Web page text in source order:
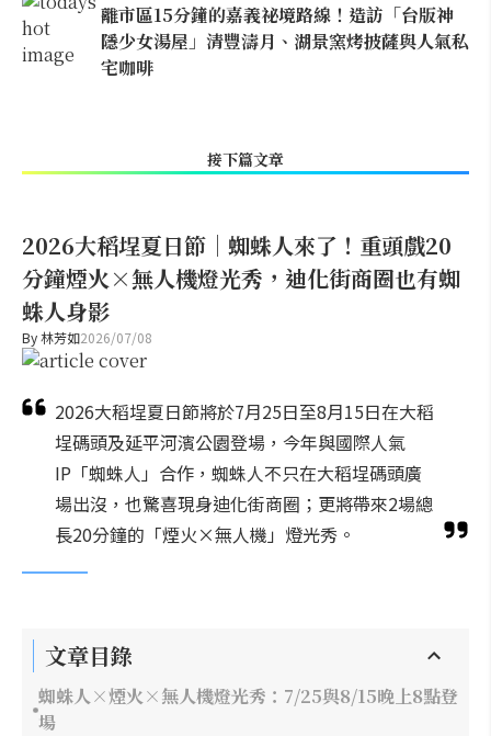
離市區15分鐘的嘉義祕境路線！造訪「台版神
隱少女湯屋」清豐濤月、湖景窯烤披薩與人氣私
宅咖啡
接下篇文章
2026大稻埕夏日節｜蜘蛛人來了！重頭戲20
分鐘煙火×無人機燈光秀，迪化街商圈也有蜘
蛛人身影
By林芳如2026/07/08
2026大稻埕夏日節將於7月25日至8月15日在大稻
埕碼頭及延平河濱公園登場，今年與國際人氣
IP「蜘蛛人」合作，蜘蛛人不只在大稻埕碼頭廣
場出沒，也驚喜現身迪化街商圈；更將帶來2場總
長20分鐘的「煙火×無人機」燈光秀。
文章目錄
蜘蛛人×煙火×無人機燈光秀：7/25與8/15晚上8點登
場